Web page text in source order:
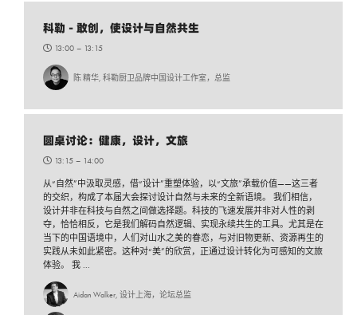
科勒 - 敢创，使设计与自然共生
13:00 – 13:15
陈 精华, 科勒厨卫品牌中国设计工作室，总监
圆桌讨论：健康，设计，文旅
13:15 – 14:00
从“自然”中汲取灵感，借“设计”重塑体验，以“文旅”承载价值——这三者
的交织，构成了本届大会探讨设计自然与未来的全新语境。 我们相信，
设计并非在科技与自然之间做选择题。科技的飞速发展并非对人性的剥
夺，恰恰相反，它是我们解码自然逻辑、实现永续共生的工具。尤其是在
当下的中国语境中，人们对山水之美的眷恋，与对旧物更新、资源再生的
实践从未如此紧密。这种对“美”的欣赏，正通过设计转化为可感知的文旅
体验。 我 ...
Aidan Walker, 设计上海，论坛总监